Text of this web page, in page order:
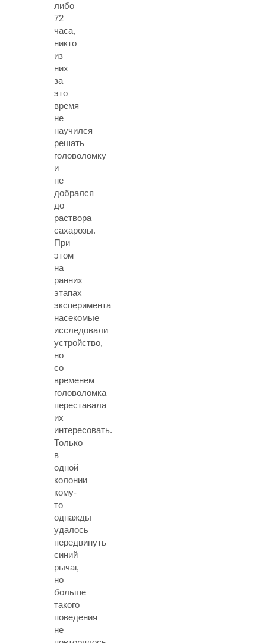
либо
72
часа,
никто
из
них
за
это
время
не
научился
решать
головоломку
и
не
добрался
до
раствора
сахарозы.
При
этом
на
ранних
этапах
эксперимента
насекомые
исследовали
устройство,
но
со
временем
головоломка
переставала
их
интересовать.
Только
в
одной
колонии
кому-
то
однажды
удалось
передвинуть
синий
рычаг,
но
больше
такого
поведения
не